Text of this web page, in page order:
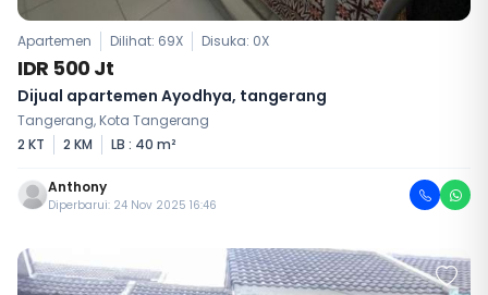
Apartemen Dilihat: 69X Disuka: 0X
IDR 500 Jt
Dijual apartemen Ayodhya, tangerang
Tangerang, Kota Tangerang
2 KT
2 KM LB : 40 m²
Anthony
Diperbarui: 24 Nov 2025 16:46